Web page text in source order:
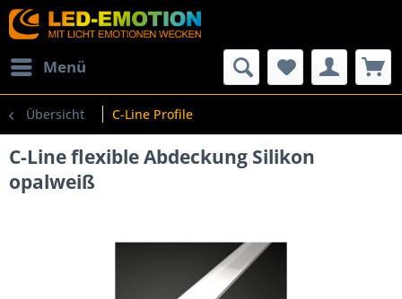
Menü
Übersicht C-Line Profile
C-Line flexible Abdeckung Silikon
opalweiß